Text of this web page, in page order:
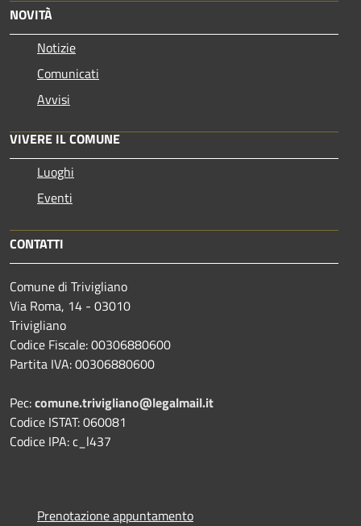
NOVITÀ
Notizie
Comunicati
Avvisi
VIVERE IL COMUNE
Luoghi
Eventi
CONTATTI
Comune di Trivigliano
Via Roma, 14 - 03010
Trivigliano
Codice Fiscale: 00306880600
Partita IVA: 00306880600
Pec:comune.trivigliano@legalmail.it
Codice ISTAT: 060081
Codice IPA: c_l437
Prenotazione appuntamento